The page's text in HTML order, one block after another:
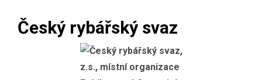
Český rybářský svaz